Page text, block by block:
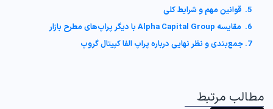
5. قوانین مهم و شرایط کلی
6. مقایسه Alpha Capital Group با دیگر پراپ‌های مطرح بازار
7. جمع‌بندی و نظر نهایی درباره پراپ الفا کپیتال گروپ
مطالب مرتبط